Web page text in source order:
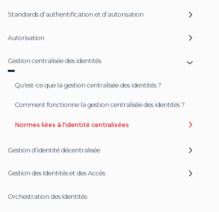
Standards d’authentification et d’autorisation
Autorisation
Gestion centralisée des identités
Qu'est-ce que la gestion centralisée des identités ?
Comment fonctionne la gestion centralisée des identités ?
Normes liées à l'identité centralisées
Gestion d’identité décentralisée
Gestion des Identités et des Accès
Orchestration des Identités